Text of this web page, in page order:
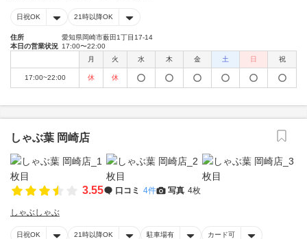
日祝OK 21時以降OK
住所
愛知県岡崎市薮田1丁目17-14
本日の営業状況 17:00〜22:00
月
火 水 木 金 土 日 祝
17:00~22:00 休 休
しゃぶ葉 岡崎店
3.55 口コミ 4件 写真 4枚
しゃぶしゃぶ
日祝OK 21時以降OK 駐車場有 カード可